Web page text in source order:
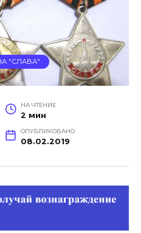
"СЛАВА"
НА ЧТЕНИЕ
2 мин
ОПУБЛИКОВАНО
08.02.2019